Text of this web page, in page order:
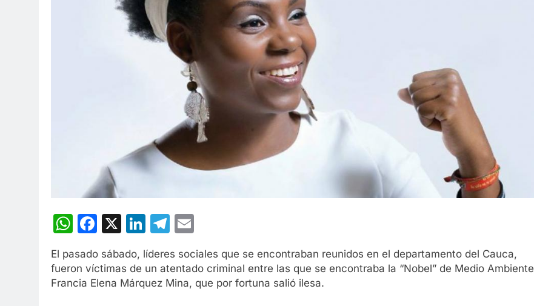
WhatsApp
Facebook
X LinkedIn
Telegram
El pasado sábado, líderes sociales que se encontraban reunidos en el departamento del Cauca,
fueron víctimas de un atentado criminal entre las que se encontraba la “Nobel” de Medio Ambiente
Francia Elena Márquez Mina, que por fortuna salió ilesa.